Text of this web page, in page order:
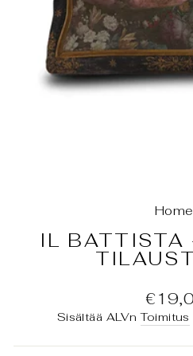
Home
IL BATTISTA
hinta
Sisältää ALVnToimitus